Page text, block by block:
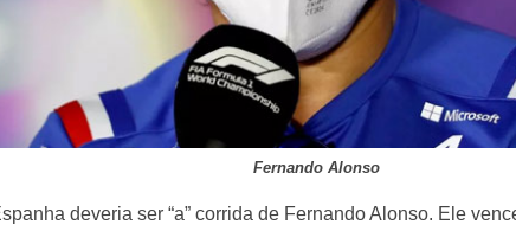
Fernando Alonso
deveria ser “a” corrida de Fernando Alonso. Ele